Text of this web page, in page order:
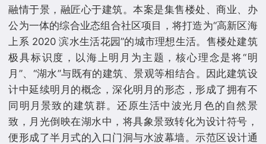
融情于景，融匠心于建筑。本案是集售楼处、商业、办
公为一体的综合业态组合社区项目，将打造为“高新区海
上系 2020 滨水生活花园”的城市理想生活。售楼处建筑
极具标识度，以海上明月为主题，核心理念是将“明
月”、“湖水”与既有的建筑、景观等相结合。因此建筑设
计中延续明月的概念，深化明月的形态，形成了拥有不
同明月景致的建筑群。还原生活中波光月色的自然景
致，月光倒映在湖水中，将具象景致转化为设计符号，
便形成了半月式的入口门洞与水波幕墙。示范区设计通